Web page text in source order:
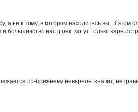
не к тому, в котором находитесь вы. В этом
большинство настроек, могут только
по-прежнему неверное, значит,